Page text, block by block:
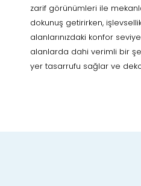
zarif görünümleri ile
dokunuş getirirken,
alanlarınızdaki konfor
alanlarda dahi verimli bir
yer tasarrufu sağlar ve